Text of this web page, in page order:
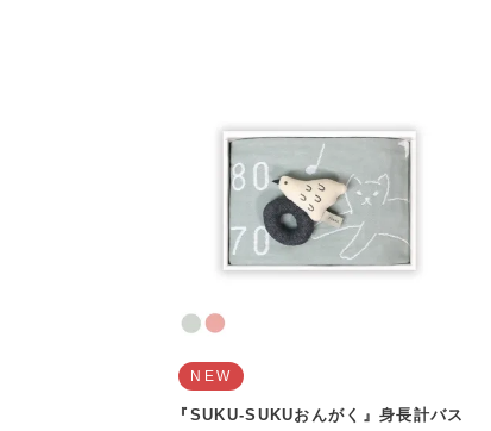
NEW
『SUKU-SUKUおんがく』身長計バス